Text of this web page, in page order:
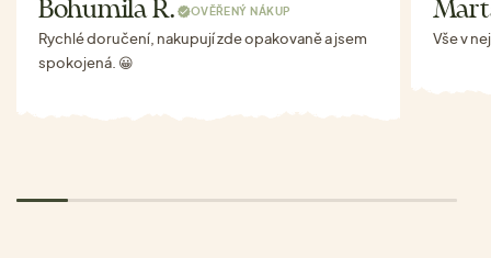
Bohumila R. OVĚŘENÝ NÁKUP
Rychlé doručení, nakupují zde opakovaně a jsem
spokojená. 😀
Vše v